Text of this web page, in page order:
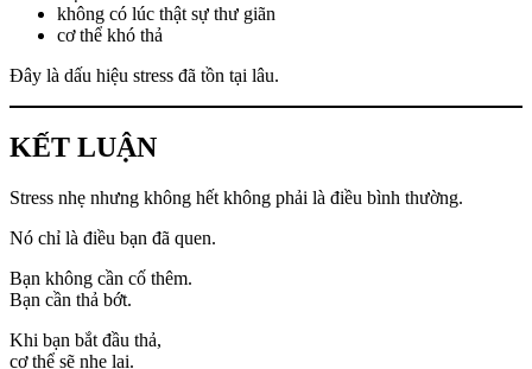
không có lúc thật sự thư giãn
cơ thể khó thả
Đây là dấu hiệu stress đã tồn tại lâu.
KẾT LUẬN
Stress nhẹ nhưng không hết không phải là điều bình thường.
Nó chỉ là điều bạn đã quen.
Bạn không cần cố thêm.
Bạn cần thả bớt.
Khi bạn bắt đầu thả,
cơ thể sẽ nhẹ lại.